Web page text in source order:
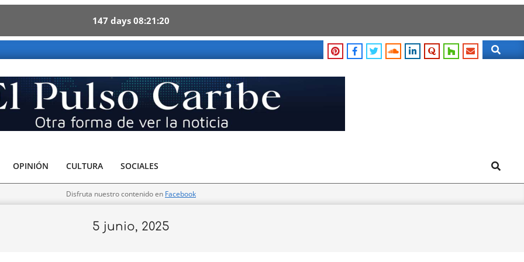
147 days 08 21 18
Search
OPINIÓN CULTURA SOCIALES Search
Disfruta nuestro contenido en Facebook
5 junio, 2025